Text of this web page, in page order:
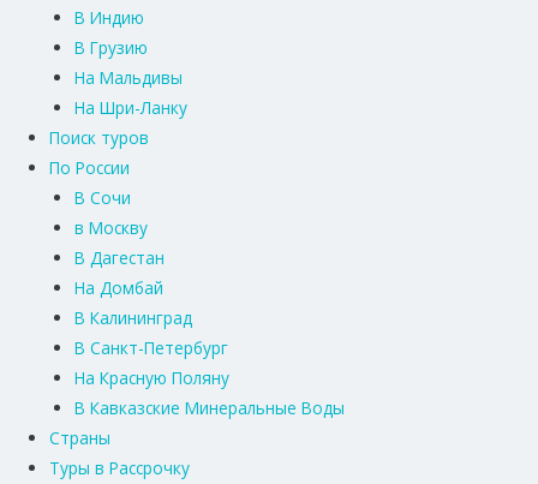
В Индию
В Грузию
На Мальдивы
На Шри-Ланку
Поиск туров
По России
В Сочи
в Москву
В Дагестан
На Домбай
В Калининград
В Санкт-Петербург
На Красную Поляну
В Кавказские Минеральные Воды
Страны
Туры в Рассрочку